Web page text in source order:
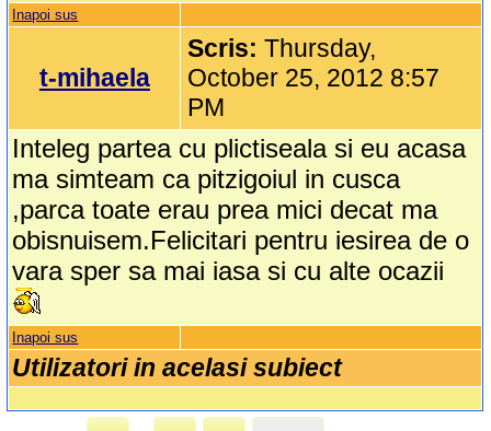
Inapoi sus
t-mihaela
Scris:Thursday,
October 25, 2012 8:57
PM
Inteleg partea cu plictiseala si eu acasa
ma simteam ca pitzigoiul in cusca
,parca toate erau prea mici decat ma
obisnuisem.Felicitari pentru iesirea de o
vara sper sa mai iasa si cu alte ocazii
Inapoi sus
Utilizatori in acelasi subiect